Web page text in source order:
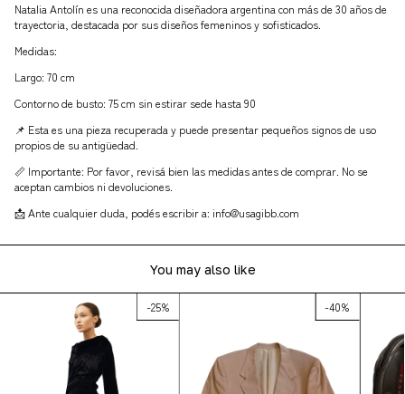
Natalia Antolín es una reconocida diseñadora argentina con más de 30 años de
trayectoria, destacada por sus diseños femeninos y sofisticados.
Medidas:
Largo: 70 cm
Contorno de busto: 75 cm sin estirar sede hasta 90
📌 Esta es una pieza recuperada y puede presentar pequeños signos de uso
propios de su antigüedad.
📏 Importante: Por favor, revisá bien las medidas antes de comprar. No se
aceptan cambios ni devoluciones.
📩 Ante cualquier duda, podés escribir a: info@usagibb.com
You may also like
-25% -40%